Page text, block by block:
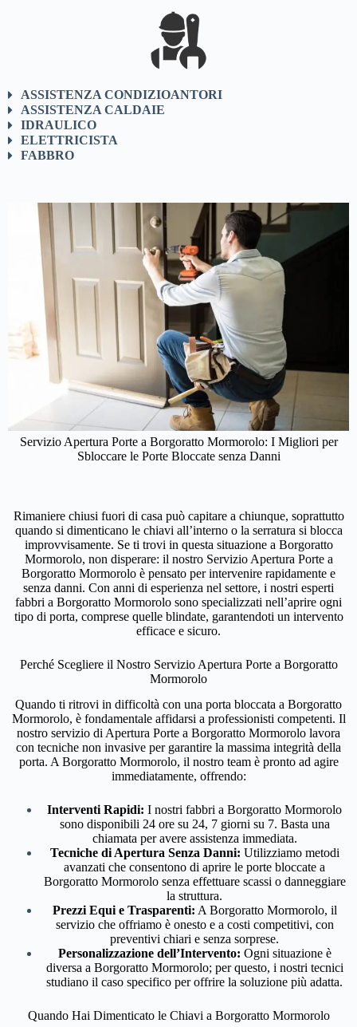
ASSISTENZA CONDIZIOANTORI
ASSISTENZA CALDAIE
IDRAULICO
ELETTRICISTA
FABBRO
Servizio Apertura Porte a Borgoratto Mormorolo: I Migliori per
Sbloccare le Porte Bloccate senza Danni
Rimaniere chiusi fuori di casa può capitare a chiunque, soprattutto
quando si dimenticano le chiavi all’interno o la serratura si blocca
improvvisamente. Se ti trovi in questa situazione a Borgoratto
Mormorolo, non disperare: il nostro Servizio Apertura Porte a
Borgoratto Mormorolo è pensato per intervenire rapidamente e
senza danni. Con anni di esperienza nel settore, i nostri esperti
fabbri a Borgoratto Mormorolo sono specializzati nell’aprire ogni
tipo di porta, comprese quelle blindate, garantendoti un intervento
efficace e sicuro.
Perché Scegliere il Nostro Servizio Apertura Porte a Borgoratto
Mormorolo
Quando ti ritrovi in difficoltà con una porta bloccata a Borgoratto
Mormorolo, è fondamentale affidarsi a professionisti competenti. Il
nostro servizio di Apertura Porte a Borgoratto Mormorolo lavora
con tecniche non invasive per garantire la massima integrità della
porta. A Borgoratto Mormorolo, il nostro team è pronto ad agire
immediatamente, offrendo:
Interventi Rapidi: I nostri fabbri a Borgoratto Mormorolo
sono disponibili 24 ore su 24, 7 giorni su 7. Basta una
chiamata per avere assistenza immediata.
Tecniche di Apertura Senza Danni: Utilizziamo metodi
avanzati che consentono di aprire le porte bloccate a
Borgoratto Mormorolo senza effettuare scassi o danneggiare
la struttura.
Prezzi Equi e Trasparenti: A Borgoratto Mormorolo, il
servizio che offriamo è onesto e a costi competitivi, con
preventivi chiari e senza sorprese.
Personalizzazione dell’Intervento: Ogni situazione è
diversa a Borgoratto Mormorolo; per questo, i nostri tecnici
studiano il caso specifico per offrire la soluzione più adatta.
Quando Hai Dimenticato le Chiavi a Borgoratto Mormorolo